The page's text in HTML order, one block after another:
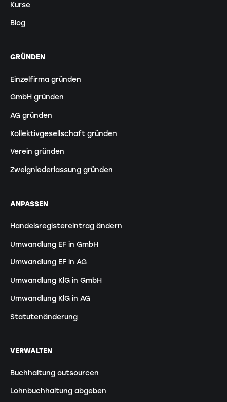
Kurse
Blog
GRÜNDEN
Einzelfirma gründen
GmbH gründen
AG gründen
Kollektivgesellschaft gründen
Verein gründen
Zweigniederlassung gründen
ANPASSEN
Handelsregistereintrag ändern
Umwandlung EF in GmbH
Umwandlung EF in AG
Umwandlung KlG in GmbH
Umwandlung KlG in AG
Statutenänderung
VERWALTEN
Buchhaltung outsourcen
Lohnbuchhaltung abgeben